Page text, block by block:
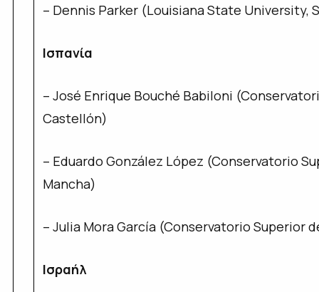
– Dennis Parker (Louisiana State University,
Ισπανία
– José Enrique Bouché Babiloni
Castellón)
– Eduardo González López (Conservatorio
Mancha)
– Julia Mora García (Conservatorio Superior
Ισραήλ